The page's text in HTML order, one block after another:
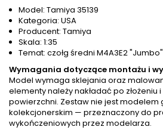
Model: Tamiya 35139
Kategoria: USA
Producent: Tamiya
Skala: 1:35
Temat: czołg średni M4A3E2 "Jumbo"
Wymagania dotyczące montażu i
Model wymaga sklejania oraz
elementy należy nakładać po złożeniu
powierzchni. Zestaw nie jest modelem
kolekcjonerskim — przeznaczony do
wykończeniowych przez modelarza.